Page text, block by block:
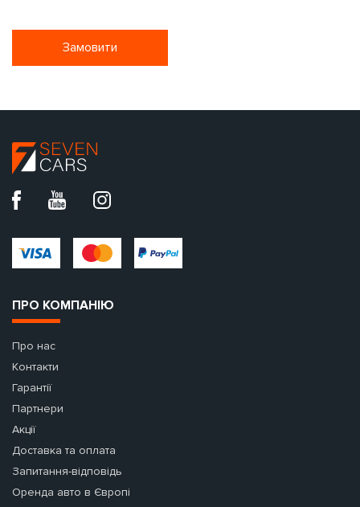
Замовити
ПРО КОМПАНІЮ
Про нас
Контакти
Гарантії
Партнери
Акції
Доставка та оплата
Запитання-відповідь
Оренда авто в Європі